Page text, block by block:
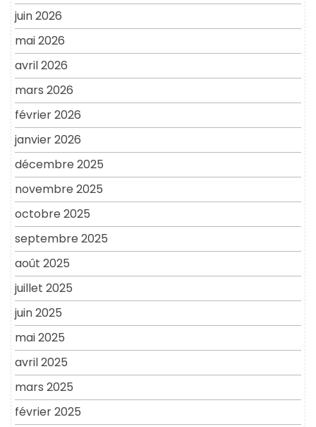
juin 2026
mai 2026
avril 2026
mars 2026
février 2026
janvier 2026
décembre 2025
novembre 2025
octobre 2025
septembre 2025
août 2025
juillet 2025
juin 2025
mai 2025
avril 2025
mars 2025
février 2025